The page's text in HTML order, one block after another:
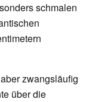
schmalen
zwangsläufig
über die